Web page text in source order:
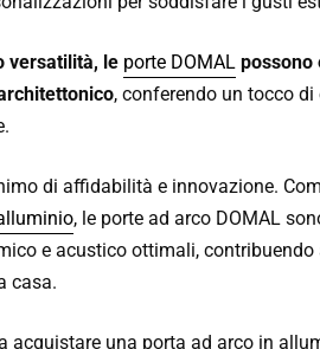
versatilità, le porte DOMAL possono
, conferendo un tocco
di affidabilità e innovazione.
, le porte ad arco DOMAL
e acustico ottimali,
casa.
acquistare una porta ad arco in